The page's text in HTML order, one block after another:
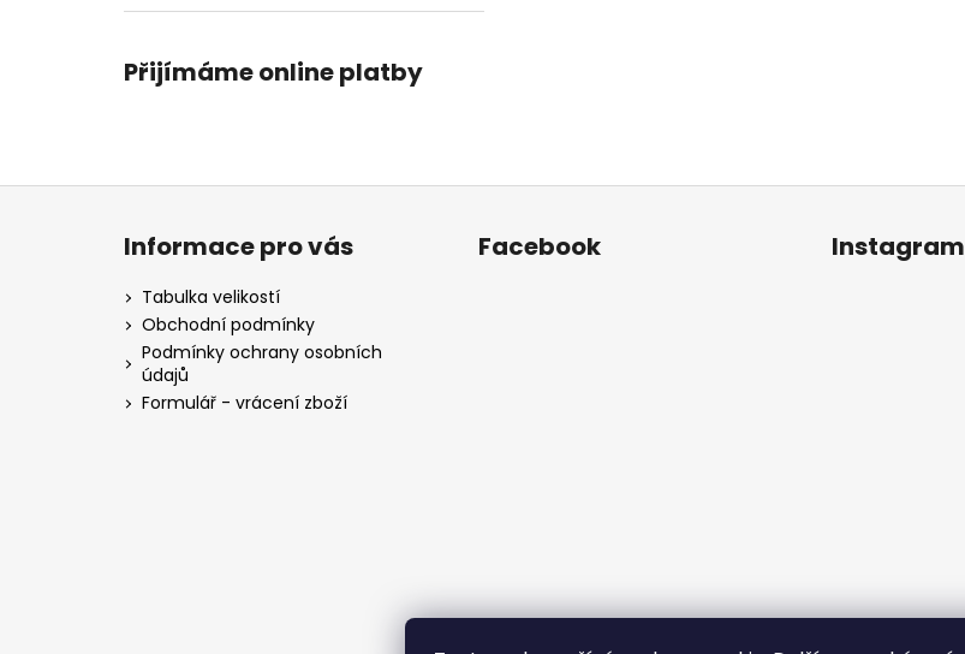
Přijímáme online platby
Z
Informace pro vás
Tabulka velikostí
Obchodní podmínky
Podmínky ochrany osobních
údajů
Formulář - vrácení zboží
Facebook Instagram